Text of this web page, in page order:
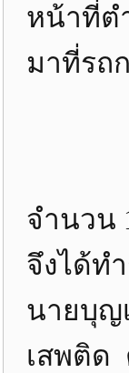
หน้าที่ต
มาที่รถ
จากก
จำนวน
จึงได้ท
นายบุญ
เสพติด